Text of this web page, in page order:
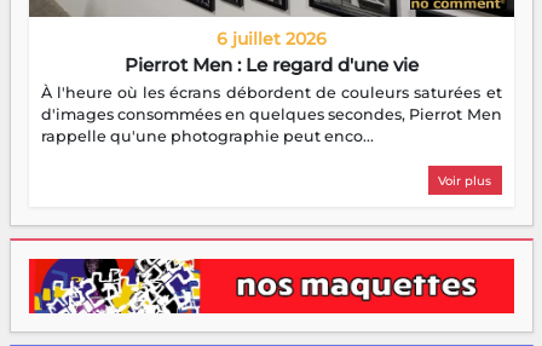
6 juillet 2026
Pierrot Men : Le regard d'une vie
À l'heure où les écrans débordent de couleurs saturées et
d'images consommées en quelques secondes, Pierrot Men
rappelle qu'une photographie peut enco...
Voir plus